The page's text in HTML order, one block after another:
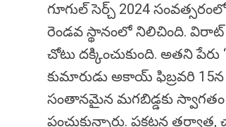
గూగుల్ సెర్చ్ 2024
రెండవ స్థానంలో నిలిచింది.
చోటు దక్కించుకుంది. అతని
కుమారుడు అకాయ్ ఫిబ్రవరి
సంతానమైన మగబిడ్డకు
పంచుకున్నారు. ప్రకటన